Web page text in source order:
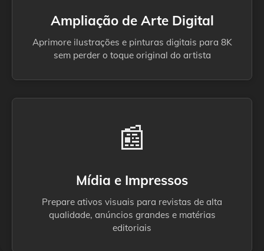
Ampliação de Arte Digital
Aprimore ilustrações e pinturas digitais para 8K
sem perder o toque original do artista
📰
Mídia e Impressos
Prepare ativos visuais para revistas de alta
qualidade, anúncios grandes e matérias
editoriais